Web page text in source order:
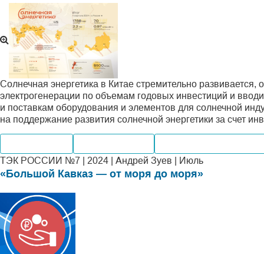
Солнечная энергетика в Китае стремительно
электрогенерации по объемам годовых инвестиций и
и поставкам оборудования и элементов для солнечной
на поддержание развития солнечной энергетики за счет
ТЭК РОССИИ №7 | 2024 | Андрей Зуев | Июль
«Большой Кавказ — от моря до моря»